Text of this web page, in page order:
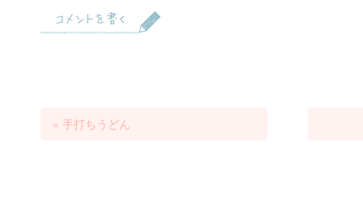
コメントを書く
« 手打ちうどん